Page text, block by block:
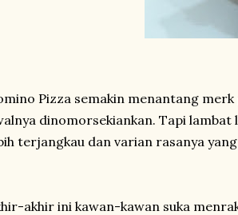
Pizza semakin menantang
dinomorsekiankan. Tapi
terjangkau dan varian rasanya
akhir ini kawan-kawan suka